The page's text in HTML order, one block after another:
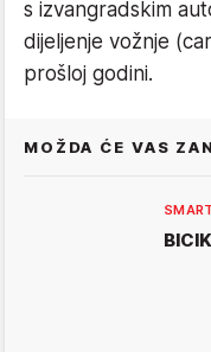
s izvangradskim
dijeljenje vožnje
prošloj godini.
MOŽDA ĆE VAS